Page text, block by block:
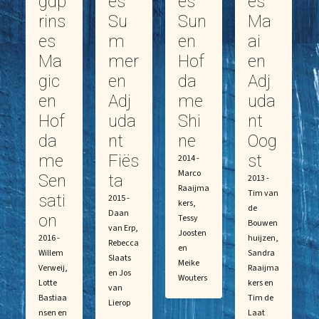
rins
es
Ma
gic
en
Hof
da
me
Sen
sati
on
2016 -
Willem
Verweij,
Lotte
Bastiaa
nsen en
Su
m
mer
en
Adj
uda
nt
Fiës
ta
2015 -
Daan
van Erp,
Rebecca
Slaats
en Jos
van
Lierop
Sun
en
Hof
da
me
Shi
ne
2014 -
Marco
Raaijma
kers,
Tessy
Joosten
en
Meike
Wouters
Ma
ai
en
Adj
uda
nt
Oog
st
2013 -
Tim van
de
Bouwen
huijzen,
Sandra
Raaijma
kers en
Tim de
Laat